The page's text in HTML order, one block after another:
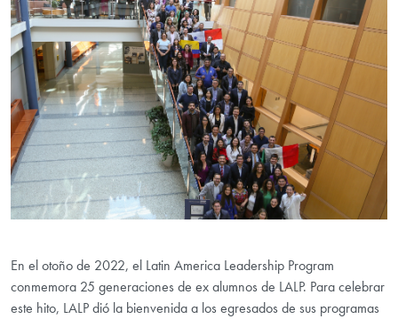
En el otoño de 2022, el Latin America Leadership Program
conmemora 25 generaciones de ex alumnos de LALP. Para celebrar
este hito, LALP dió la bienvenida a los egresados de sus programas